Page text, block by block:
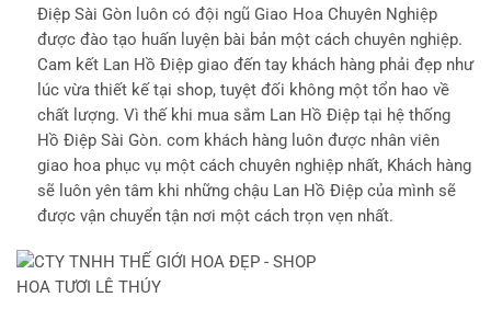
Điệp Sài Gòn luôn có đội ngũ Giao Hoa Chuyên Nghiệp
được đào tạo huấn luyện bài bản một cách chuyên nghiệp.
Cam kết Lan Hồ Điệp giao đến tay khách hàng phải đẹp như
lúc vừa thiết kế tại shop, tuyệt đối không một tổn hao về
chất lượng. Vì thế khi mua sắm Lan Hồ Điệp tại hệ thống
Hồ Điệp Sài Gòn. com khách hàng luôn được nhân viên
giao hoa phục vụ một cách chuyên nghiệp nhất, Khách hàng
sẽ luôn yên tâm khi những chậu Lan Hồ Điệp của mình sẽ
được vận chuyển tận nơi một cách trọn vẹn nhất.